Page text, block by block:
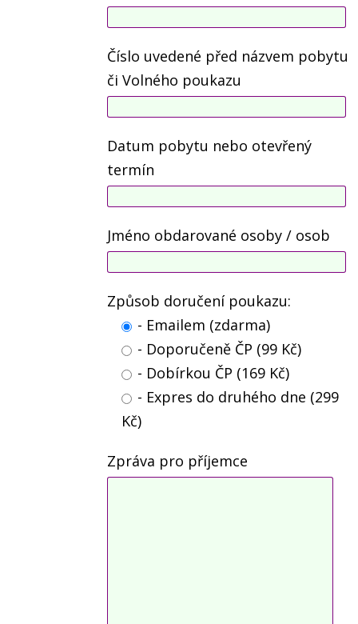
Číslo uvedené před názvem pobytu
či Volného poukazu
Datum pobytu nebo otevřený
termín
Jméno obdarované osoby / osob
Způsob doručení poukazu:
- Emailem (zdarma)
- Doporučeně ČP (99 Kč)
- Dobírkou ČP (169 Kč)
- Expres do druhého dne (299
Kč)
Zpráva pro příjemce